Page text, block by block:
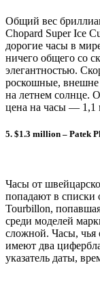
Общий вес
Chopard Super Ice
дорогие часы в
ничего общего со
элегантностью.
роскошные, внешне
на летнем солнце.
цена на часы — 1,1
5. $1.3 million – Patek
Часы от
попадают в списки
Tourbillon,
среди моделей
сложной. Часы, чья
имеют два
указатель даты,